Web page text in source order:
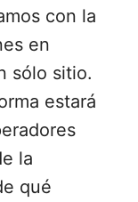
con la
en
sólo sitio.
estará
la
qué